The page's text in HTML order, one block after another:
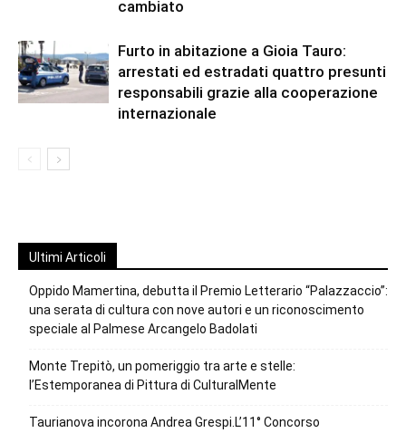
cambiato
Furto in abitazione a Gioia Tauro:
arrestati ed estradati quattro presunti
responsabili grazie alla cooperazione
internazionale
Ultimi Articoli
Oppido Mamertina, debutta il Premio Letterario “Palazzaccio”:
una serata di cultura con nove autori e un riconoscimento
speciale al Palmese Arcangelo Badolati
Monte Trepitò, un pomeriggio tra arte e stelle:
l’Estemporanea di Pittura di CulturalMente
Taurianova incorona Andrea Grespi.L’11° Concorso